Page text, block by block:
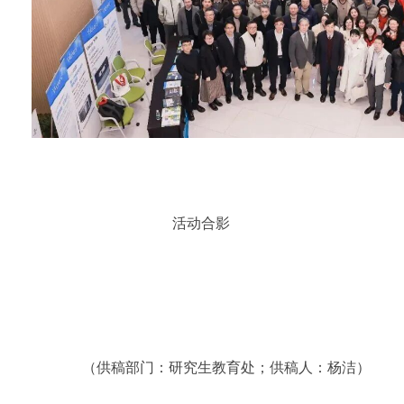
活动合影
（供稿部门：研究生教育处；供稿人：杨洁）